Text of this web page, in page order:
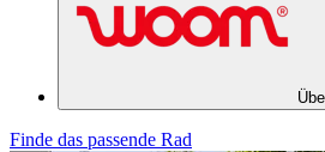
Finde das passende Rad